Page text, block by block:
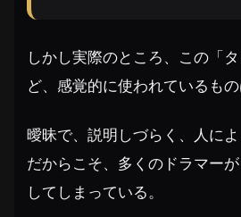
しかし実際のところ、この「
ど、感覚的に使われているもの
曖昧で、説明しづらく、人によ
だからこそ、多くのドラマー
してしまっている。